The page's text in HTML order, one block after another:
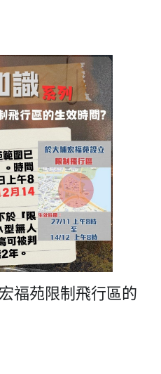
福苑限制飛行區的